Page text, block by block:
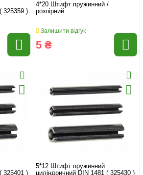
325359 )
4*20 Штифт пружинний /
розпірний
Залишити відгук
5 ₴
325401 )
5*12 Штифт пружинний
циліндричний DIN 1481 ( 325430 )